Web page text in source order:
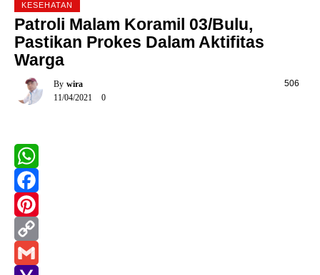
KESEHATAN
Patroli Malam Koramil 03/Bulu,
Pastikan Prokes Dalam Aktifitas
Warga
By Wira
11/04/2021
0
506
WhatsApp
Facebook
Pinterest
Copy